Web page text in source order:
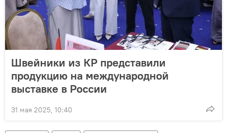
Швейники из КР представили
продукцию на международной
выставке в России
31 мая 2025, 10:40